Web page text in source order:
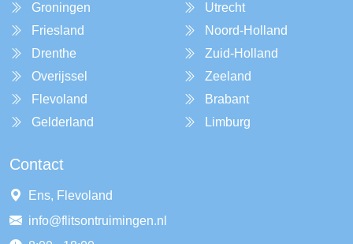
Groningen
Friesland
Drenthe
Overijssel
Flevoland
Gelderland
Utrecht
Noord-Holland
Zuid-Holland
Zeeland
Brabant
Limburg
Contact
Ens, Flevoland
info@flitsontruimingen.nl